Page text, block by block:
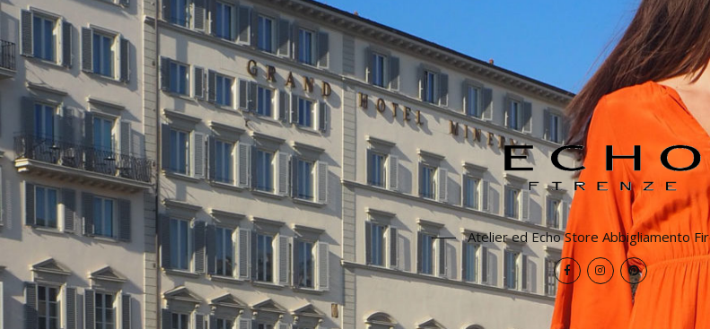
Atelier ed Echo Store Abbigliamento